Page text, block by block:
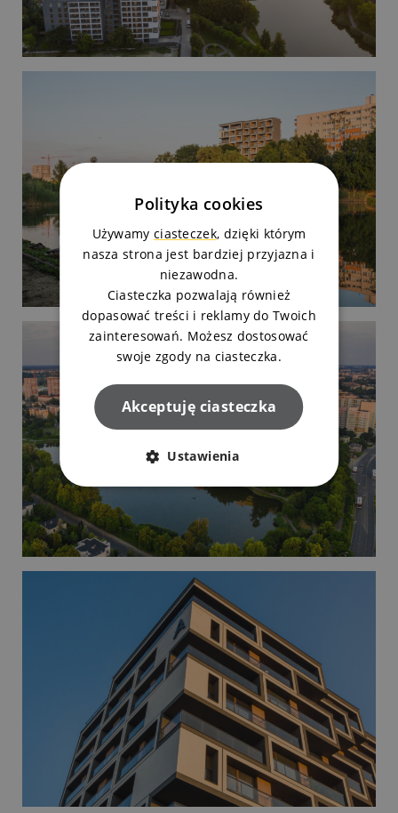
Polityka cookies
Używamy ciasteczek, dzięki którym
nasza strona jest bardziej przyjazna i
niezawodna.
Ciasteczka pozwalają również
dopasować treści i reklamy do Twoich
zainteresowań. Możesz dostosować
swoje zgody na ciasteczka.
Akceptuję ciasteczka
Ustawienia